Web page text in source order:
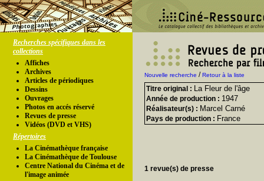
Recherches spécifiques dans les
collections
Affiches
Archives
Articles de périodiques
Dessins
Ouvrages
Photos en accés réservé
Revues de presse
Vidéos (DVD et VHS)
Répertoires
La Cinémathèque française
La Cinémathèque de Toulouse
Centre National du Cinéma et de
l'image animée
Nouvelle recherche /Retour à la liste
Titre original : La Fleur de l'âge
Année de production : 1947
Réalisateur(s) : Marcel Carné
Pays de production : France
1 revue(s) de presse